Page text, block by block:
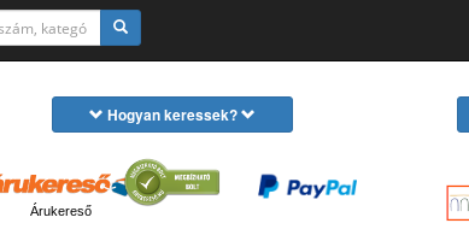
Hogyan keressek?
Árukereső